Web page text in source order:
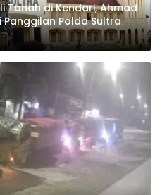
Tanah di Kendari, Ahmad
Panggilan Polda Sultra